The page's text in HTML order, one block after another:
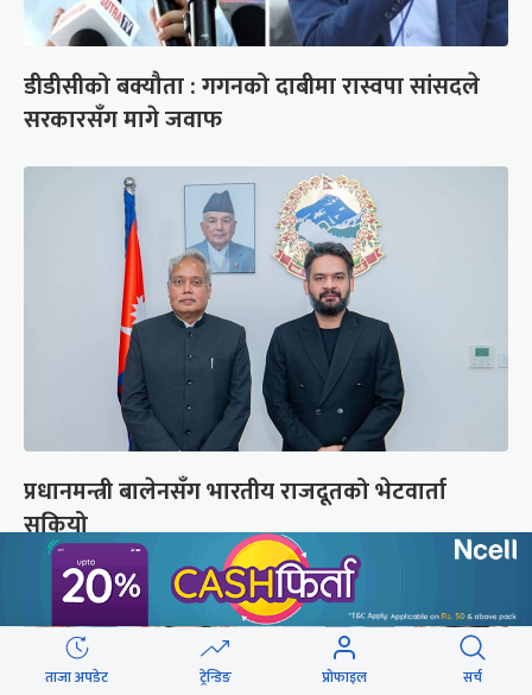
डीडीसीको बक्यौता : गगनको दाबीमा रास्वपा सांसदले
सरकारसँग मागे जवाफ
प्रधानमन्त्री बालेनसँग भारतीय राजदूतको भेटवार्ता
सकियो
ताजा अपडेट ट्रेन्डिङ प्रोफाइल सर्च